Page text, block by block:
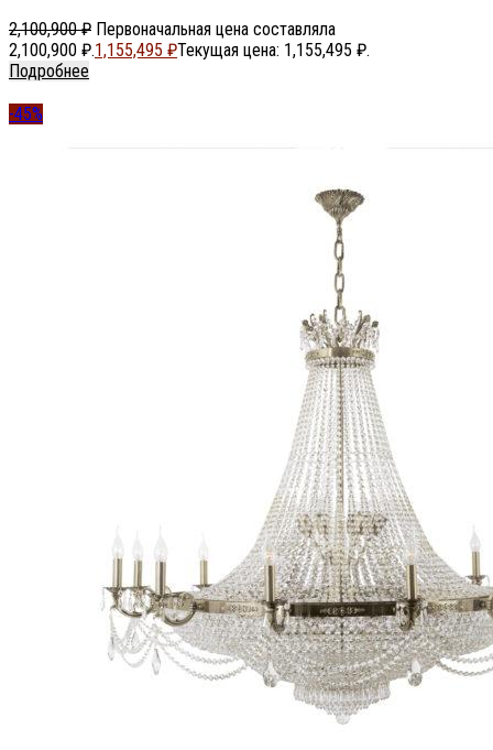
2,100,900₽ Первоначальная цена составляла
2,100,900 ₽.1,155,495 ₽Текущая цена: 1,155,495 ₽.
Подробнее
-45%